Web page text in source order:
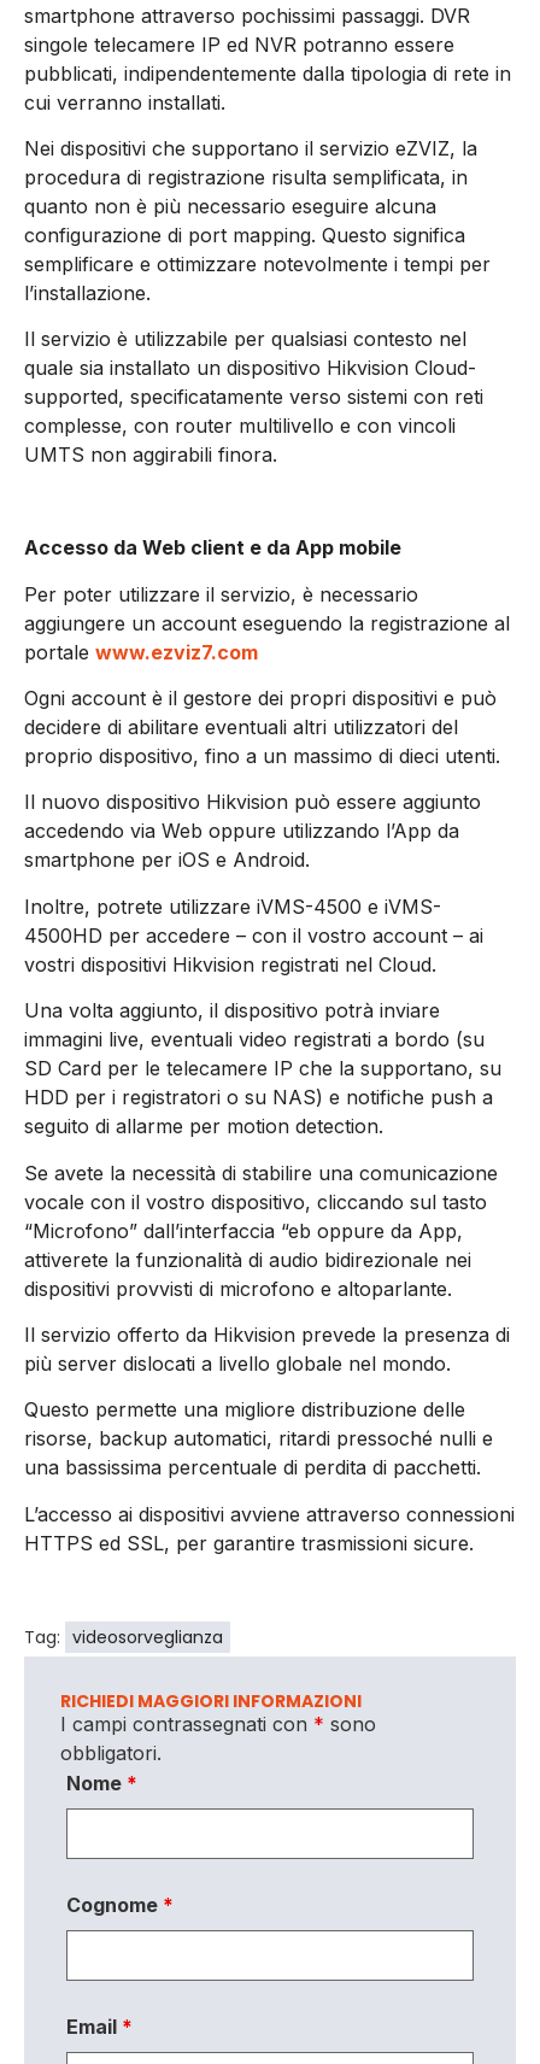
smartphone attraverso pochissimi passaggi. DVR
singole telecamere IP ed NVR potranno essere
pubblicati, indipendentemente dalla tipologia di rete in
cui verranno installati.
Nei dispositivi che supportano il servizio eZVIZ, la
procedura di registrazione risulta semplificata, in
quanto non è più necessario eseguire alcuna
configurazione di port mapping. Questo significa
semplificare e ottimizzare notevolmente i tempi per
l’installazione.
Il servizio è utilizzabile per qualsiasi contesto nel
quale sia installato un dispositivo Hikvision Cloud-
supported, specificatamente verso sistemi con reti
complesse, con router multilivello e con vincoli
UMTS non aggirabili finora.
Accesso da Web client e da App mobile
Per poter utilizzare il servizio, è necessario
aggiungere un account eseguendo la registrazione al
portale www.ezviz7.com
Ogni account è il gestore dei propri dispositivi e può
decidere di abilitare eventuali altri utilizzatori del
proprio dispositivo, fino a un massimo di dieci utenti.
Il nuovo dispositivo Hikvision può essere aggiunto
accedendo via Web oppure utilizzando l’App da
smartphone per iOS e Android.
Inoltre, potrete utilizzare iVMS-4500 e iVMS-
4500HD per accedere – con il vostro account – ai
vostri dispositivi Hikvision registrati nel Cloud.
Una volta aggiunto, il dispositivo potrà inviare
immagini live, eventuali video registrati a bordo (su
SD Card per le telecamere IP che la supportano, su
HDD per i registratori o su NAS) e notifiche push a
seguito di allarme per motion detection.
Se avete la necessità di stabilire una comunicazione
vocale con il vostro dispositivo, cliccando sul tasto
“Microfono” dall’interfaccia “eb oppure da App,
attiverete la funzionalità di audio bidirezionale nei
dispositivi provvisti di microfono e altoparlante.
Il servizio offerto da Hikvision prevede la presenza di
più server dislocati a livello globale nel mondo.
Questo permette una migliore distribuzione delle
risorse, backup automatici, ritardi pressoché nulli e
una bassissima percentuale di perdita di pacchetti.
L’accesso ai dispositivi avviene attraverso connessioni
HTTPS ed SSL, per garantire trasmissioni sicure.
Tag: videosorveglianza
RICHIEDI MAGGIORI INFORMAZIONI
I campi contrassegnati con * sono
obbligatori.
Nome *
Cognome *
Email *